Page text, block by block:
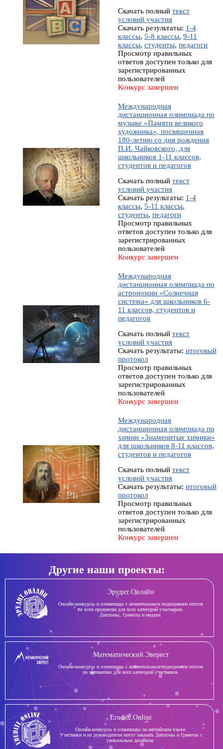
Скачать полный текст
условий участия
Скачать результаты: 1-4
классы, 5-8 классы, 9-11
классы, студенты, педагоги
Просмотр правильных
ответов доступен только для
зарегистрированных
пользователей
Конкурс завершен
Международная
дистанционная олимпиада по
музыке «Памяти великого
художника», посвященная
180-летию со дня рождения
П.И. Чайковского, для
школьников 1-11 классов,
студентов и педагогов
Скачать полный текст
условий участия
Скачать результаты: 1-4
классы, 5-11 классы,
студенты, педагоги
Просмотр правильных
ответов доступен только для
зарегистрированных
пользователей
Конкурс завершен
Международная
дистанционная олимпиада по
астрономии «Солнечная
система» для школьников 6-
11 классов, студентов и
педагогов
Скачать полный текст
условий участия
Скачать результаты: итоговый
протокол
Просмотр правильных
ответов доступен только для
зарегистрированных
пользователей
Конкурс завершен
Международная
дистанционная олимпиада по
химии «Знаменитые химики»
для школьников 8-11 классов,
студентов и педагогов
Скачать полный текст
условий участия
Скачать результаты: итоговый
протокол
Просмотр правильных
ответов доступен только для
зарегистрированных
пользователей
Конкурс завершен
Другие наши проекты:
Эрудит.Онлайн
Онлайн-конкурсы и олимпиады с моментальным подведением итогов
по всем предметам для всех категорий участников.
Дипломы, Грамоты и медали.
Математический Эверест
Онлайн-конкурсы и олимпиады с моментальным подведением итогов
по математике для всех категорий участников.
Erudite.Online
Онлайн-конкурсы и олимпиады на английском языке.
Участники и их руководители могут заказать Дипломы и Грамоты с
уникальным дизайном.